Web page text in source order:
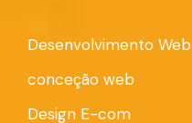
Desenvolvimento Web
conceção web
Design E-com